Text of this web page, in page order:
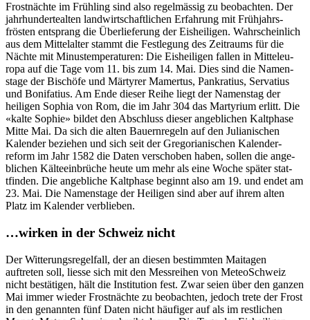
Frost­nächte im Früh­ling sind also regelmäs­sig zu beobacht­en. Der
jahrhun­derteal­ten land­wirtschaftlichen Erfahrung mit Früh­jahrs­
frösten entsprang die Über­liefer­ung der Eisheili­gen. Wahrschein­lich
aus dem Mit­te­lal­ter stammt die Fes­tle­gung des Zeitraums für die
Nächte mit Minustem­per­a­turen: Die Eisheili­gen fall­en in Mit­teleu­
ropa auf die Tage vom 11. bis zum 14. Mai. Dies sind die Namen­
stage der Bis­chöfe und Mär­tyr­er Mamer­tus, Pankratius, Ser­vatius
und Boni­fatius. Am Ende dieser Rei­he liegt der Namen­stag der
heili­gen Sophia von Rom, die im Jahr 304 das Mar­tyri­um erlitt. Die
«kalte Sophie» bildet den Abschluss dieser ange­blichen Kalt­phase
Mitte Mai. Da sich die alten Bauern­regeln auf den Julian­is­chen
Kalen­der beziehen und sich seit der Gre­go­ri­an­is­chen Kalen­der­
reform im Jahr 1582 die Dat­en ver­schoben haben, sollen die ange­
blichen Käl­teein­brüche heute um mehr als eine Woche später stat­
tfind­en. Die ange­bliche Kalt­phase begin­nt also am 19. und endet am
23. Mai. Die Namen­stage der Heili­gen sind aber auf ihrem alten
Platz im Kalen­der verblieben.
…wirken in der Schweiz nicht
Der Wit­terungsregelfall, der an diesen bes­timmten Maita­gen
auftreten soll, liesse sich mit den Mess­rei­hen von MeteoSchweiz
nicht bestäti­gen, hält die Insti­tu­tion fest. Zwar seien über den ganzen
Mai immer wieder Frost­nächte zu beobacht­en, jedoch trete der Frost
in den genan­nten fünf Dat­en nicht häu­figer auf als im restlichen